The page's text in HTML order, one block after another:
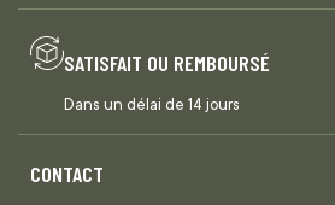
SATISFAIT OU REMBOURSÉ
Dans un délai de 14 jours
CONTACT